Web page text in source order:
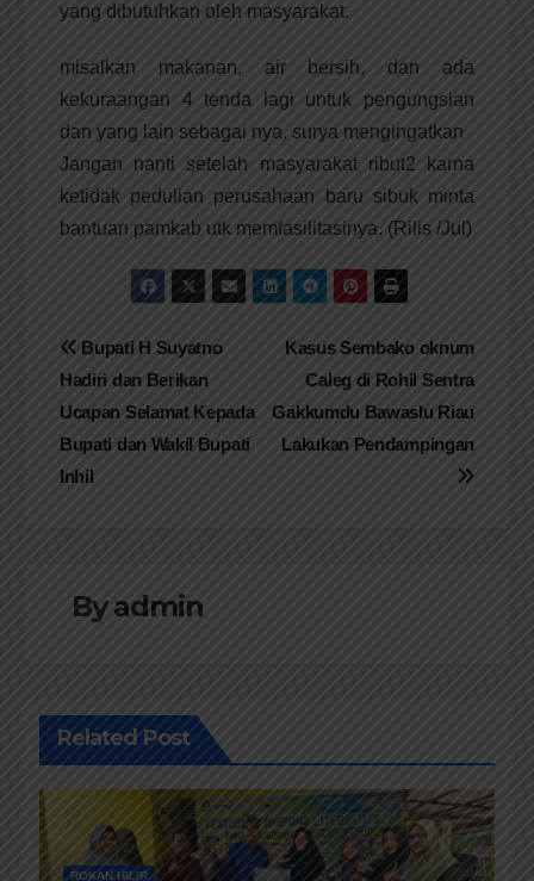
yang dibutuhkan oleh masyarakat.
misalkan makanan, air bersih, dan ada
kekuraangan 4 tenda lagi untuk pengungsian
dan yang lain sebagai nya, surya mengingatkan
Jangan nanti setelah masyarakat ribut2 karna
ketidak pedulian perusahaan baru sibuk minta
bantuan pamkab utk memfasilitasinya. (Rilis /Jul)
Navigasi
pos
Kasus Sembako oknum
Caleg di Rohil Sentra
Gakkumdu Bawaslu Riau
Lakukan Pendampingan
Bupati H Suyatno
Hadiri dan Berikan
Ucapan Selamat Kepada
Bupati dan Wakil Bupati
Inhil
Byadmin
Related Post
ROKAN HILIR